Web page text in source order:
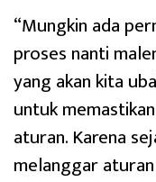
“Mungkin ada
proses nanti
yang akan kita
untuk
aturan. Karena
melanggar